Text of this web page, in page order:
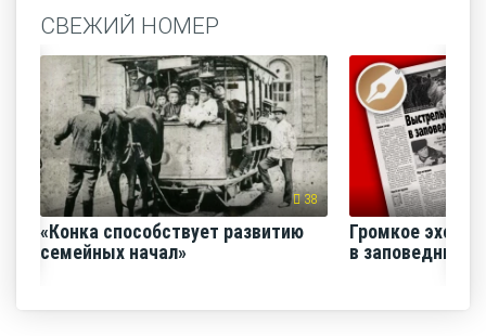
СВЕЖИЙ НОМЕР
38
«Конка способствует развитию
семейных начал»
Громкое эхо
в заповеднике»